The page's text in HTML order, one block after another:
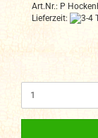
Art.Nr.: P
Lieferzeit: